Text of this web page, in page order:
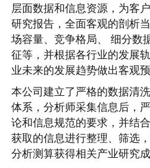
层面数据和信息资源，为客
研究报告，全面客观的剖析
场容量、竞争格局、 细分数
征等，并根据各行业的发展
业未来的发展趋势做出客观预
本公司建立了严格的数据清
体系，分析师采集信息后，
论和信息规范的要求，并结
获取的信息进行整理、筛选
分析测算获得相关产业研究成